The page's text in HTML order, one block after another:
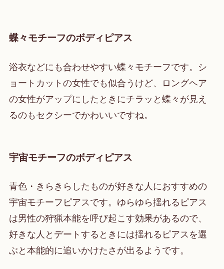
蝶々モチーフのボディピアス
浴衣などにも合わせやすい蝶々モチーフです。シ
ョートカットの女性でも似合うけど、ロングヘア
の女性がアップにしたときにチラッと蝶々が見え
るのもセクシーでかわいいですね。
宇宙モチーフのボディピアス
青色・きらきらしたものが好きな人におすすめの
宇宙モチーフピアスです。ゆらゆら揺れるピアス
は男性の狩猟本能を呼び起こす効果があるので、
好きな人とデートするときには揺れるピアスを選
ぶと本能的に追いかけたさが出るようです。